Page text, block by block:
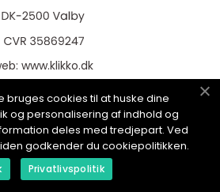
www.klikko.dk
Menu
bruges cookies til at huske dine
og personalisering af indhold og
deles med tredjepart. Ved
godkender du cookiepolitikken.
Privatlivspolitik